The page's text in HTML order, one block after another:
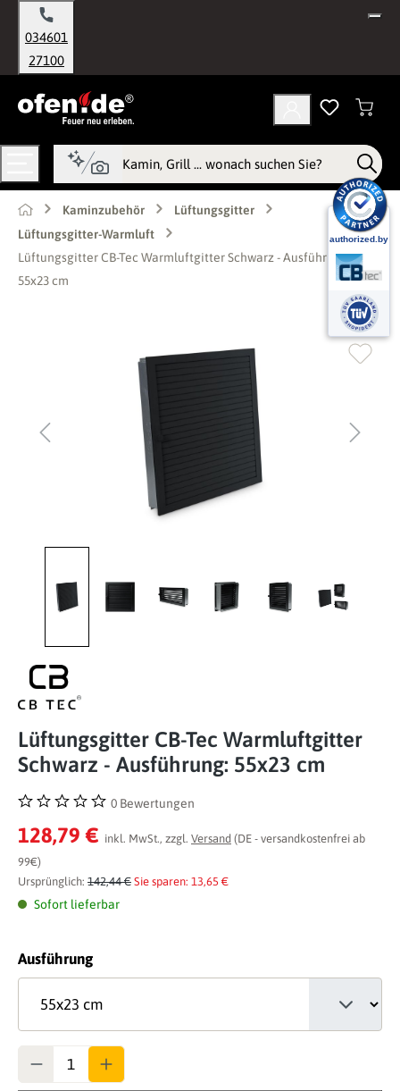
springen
034601
27100
Kaminzubehör
Lüftungsgitter
Lüftungsgitter-Warmluft
Lüftungsgitter CB-Tec Warmluftgitter Schwarz - Ausführung:
55x23 cm
Lüftungsgitter CB-Tec Warmluftgitter
Schwarz - Ausführung: 55x23 cm
Durchschnittliche Bewertung von 0 von 5 Sternen
0 Bewertungen
128,79 € inkl. MwSt., zzgl. Versand (DE - versandkostenfrei ab
99€)
Ursprünglich: 142,44 € Sie sparen: 13,65 €
Sofort lieferbar
Ausführungauswählen